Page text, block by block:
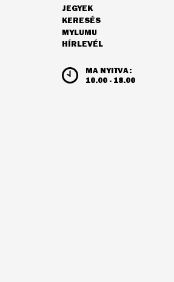
NAVIGÁCIÓ
JEGYEK
KERESÉS
MYLUMU
HÍRLEVÉL
MA NYITVA:
10.00 - 18.00
NYITVATARTÁS ÉS JEGYÁRAK